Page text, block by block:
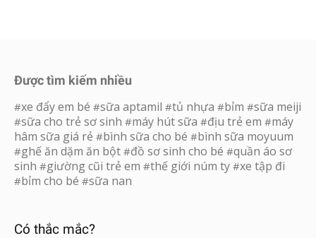
Được tìm kiếm nhiều
#xe đẩy em bé #sữa aptamil #tủ nhựa #bỉm #sữa meiji
#sữa cho trẻ sơ sinh #máy hút sữa #địu trẻ em #máy
hâm sữa giá rẻ #bình sữa cho bé #bình sữa moyuum
#ghế ăn dặm ăn bột #đồ sơ sinh cho bé #quần áo sơ
sinh #giường cũi trẻ em #thế giới núm ty #xe tập đi
#bỉm cho bé #sữa nan
Có thắc mắc?